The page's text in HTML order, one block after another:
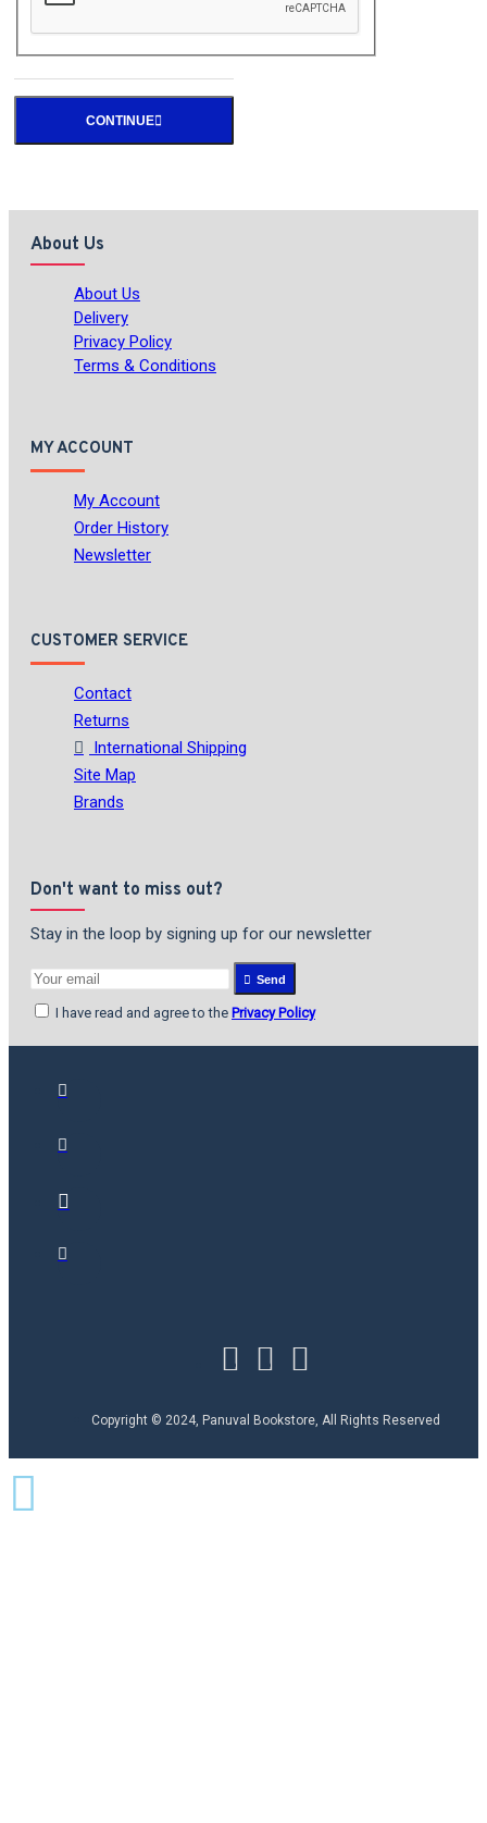
CONTINUE
About Us
About Us
Delivery
Privacy Policy
Terms & Conditions
MY ACCOUNT
My Account
Order History
Newsletter
CUSTOMER SERVICE
Contact
Returns
International Shipping
Site Map
Brands
Don't want to miss out?
Stay in the loop by signing up for our newsletter
Send
I have read and agree to the Privacy Policy
Copyright © 2024, Panuval Bookstore, All Rights Reserved